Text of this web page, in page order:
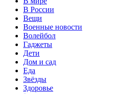
В России
Вещи
Военные новости
Волейбол
Гаджеты
Дети
Дом и сад
Еда
Звёзды
Здоровье